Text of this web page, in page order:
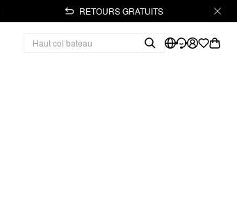
RETOURS GRATUITS